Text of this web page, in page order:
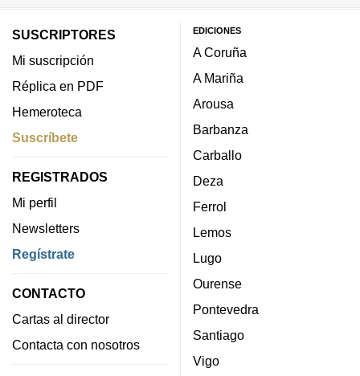
SUSCRIPTORES
Mi suscripción
Réplica en PDF
Hemeroteca
Suscríbete
REGISTRADOS
Mi perfil
Newsletters
Regístrate
CONTACTO
Cartas al director
Contacta con nosotros
EDICIONES
A Coruña
A Mariña
Arousa
Barbanza
Carballo
Deza
Ferrol
Lemos
Lugo
Ourense
Pontevedra
Santiago
Vigo